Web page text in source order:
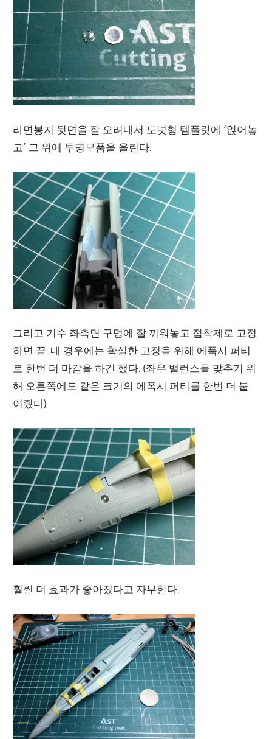
라면봉지 뒷면을 잘 오려내서 도넛형 템플릿에 ‘얹어놓
고’ 그 위에 투명부품을 올린다.
그리고 기수 좌측면 구멍에 잘 끼워놓고 접착제로 고정
하면 끝. 내 경우에는 확실한 고정을 위해 에폭시 퍼티
로 한번 더 마감을 하긴 했다. (좌우 밸런스를 맞추기 위
해 오른쪽에도 같은 크기의 에폭시 퍼티를 한번 더 붙
여줬다)
훨씬 더 효과가 좋아졌다고 자부한다.